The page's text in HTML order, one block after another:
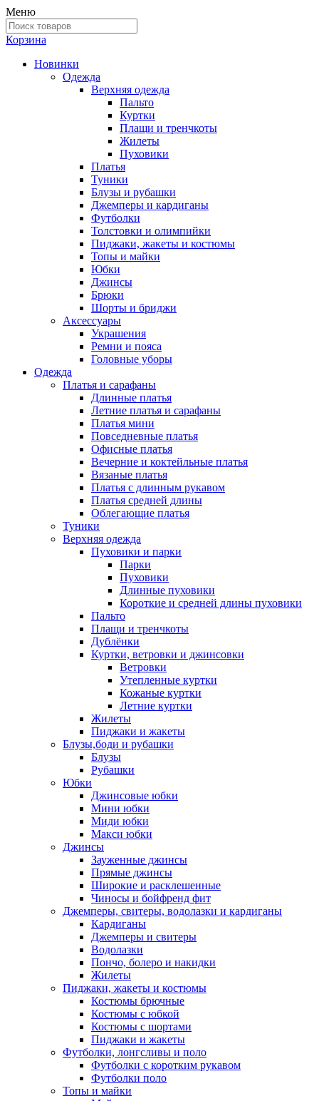
Меню
Корзина
Новинки
Одежда
Верхняя одежда
Пальто
Куртки
Плащи и тренчкоты
Жилеты
Пуховики
Платья
Туники
Блузы и рубашки
Джемперы и кардиганы
Футболки
Толстовки и олимпийки
Пиджаки, жакеты и костюмы
Топы и майки
Юбки
Джинсы
Брюки
Шорты и бриджи
Аксессуары
Украшения
Ремни и пояса
Головные уборы
Одежда
Платья и сарафаны
Длинные платья
Летние платья и сарафаны
Платья мини
Повседневные платья
Офисные платья
Вечерние и коктейльные платья
Вязаные платья
Платья с длинным рукавом
Платья средней длины
Облегающие платья
Туники
Верхняя одежда
Пуховики и парки
Парки
Пуховики
Длинные пуховики
Короткие и средней длины пуховики
Пальто
Плащи и тренчкоты
Дублёнки
Куртки, ветровки и джинсовки
Ветровки
Утепленные куртки
Кожаные куртки
Летние куртки
Жилеты
Пиджаки и жакеты
Блузы,боди и рубашки
Блузы
Рубашки
Юбки
Джинсовые юбки
Мини юбки
Миди юбки
Макси юбки
Джинсы
Зауженные джинсы
Прямые джинсы
Широкие и расклешенные
Чиносы и бойфренд фит
Джемперы, свитеры, водолазки и кардиганы
Кардиганы
Джемперы и свитеры
Водолазки
Пончо, болеро и накидки
Жилеты
Пиджаки, жакеты и костюмы
Костюмы брючные
Костюмы с юбкой
Костюмы с шортами
Пиджаки и жакеты
Футболки, лонгсливы и поло
Футболки с коротким рукавом
Футболки поло
Топы и майки